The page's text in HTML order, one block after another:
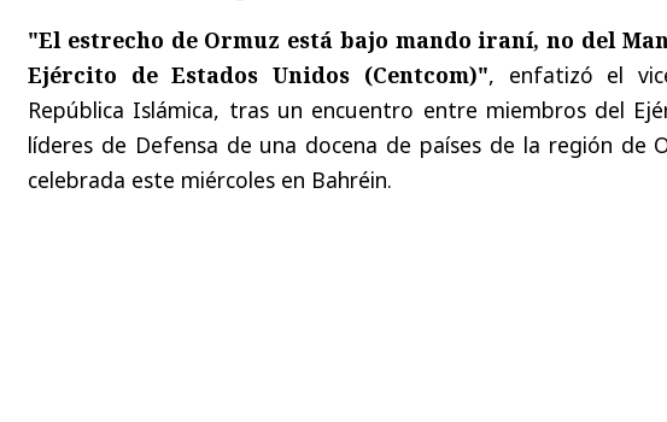
"El estrecho de Ormuz está bajo mando iraní, no del
Ejército de Estados Unidos (Centcom)", enfatizó el
República Islámica, tras un encuentro entre miembros del
líderes de Defensa de una docena de países de la región de
celebrada este miércoles en Bahréin.